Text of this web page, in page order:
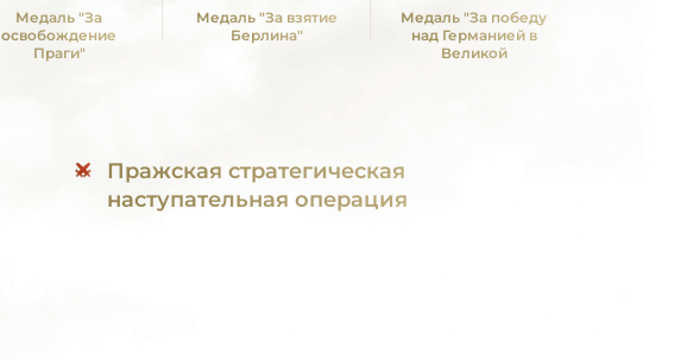
Медаль "За
освобождение
Праги"
Медаль "За взятие
Берлина"
Медаль "За победу
над Германией в
Великой
Пражская стратегическая
наступательная операция